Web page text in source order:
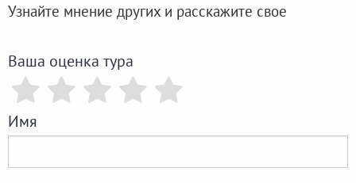
Узнайте мнение других и расскажите свое
Ваша оценка тура
Имя